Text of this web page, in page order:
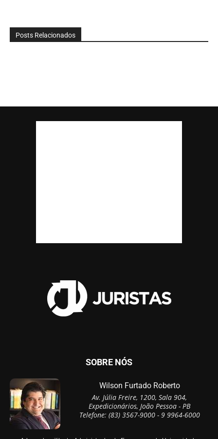
Posts Relacionados
SOBRE NÓS
Wilson Furtado Roberto
Av. Júlia Freire, 1200, Sala 904,
Expedicionários, João Pessoa - PB
Telefone: (83) 3567-9000 - 9 9964-6000